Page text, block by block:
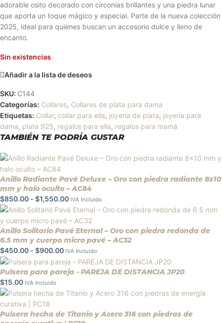
adorable osito decorado con circonias brillantes y una piedra lunar
que aporta un toque mágico y especial. Parte de la nueva colección
2025, ideal para quienes buscan un accesorio dulce y lleno de
encanto.
Sin existencias
Añadir a la lista de deseos
SKU: C144
Categorías: Collares, Collares de plata para dama
Etiquetas: Collar, collar para ella, joyería de plata, joyería para
dama, plata 925, regalos para ella, regalos para mamá
TAMBIÉN TE PODRÍA GUSTAR
Anillo Radiante Pavé Deluxe – Oro con piedra radiante 8x10
mm y halo oculto – AC84
$850.00 - $1,550.00 IVA Incluido
Anillo Solitario Pavé Eternal – Oro con piedra redonda de
6.5 mm y cuerpo micro pavé – AC32
$450.00 - $900.00 IVA Incluido
Pulsera para pareja - PAREJA DE DISTANCIA JP20
$15.00 IVA Incluido
Pulsera hecha de Titanio y Acero 316 con piedras de